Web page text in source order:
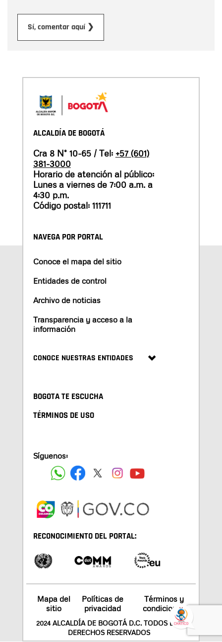
Sí, comentar aquí ❯
ALCALDÍA DE BOGOTÁ
Cra 8 N° 10-65 / Tel: +57 (601)
381-3000
Horario de atención al público:
Lunes a viernes de 7:00 a.m. a
4:30 p.m.
Código postal: 111711
NAVEGA POR PORTAL
Conoce el mapa del sitio
Entidades de control
Archivo de noticias
Transparencia y acceso a la
información
CONOCE NUESTRAS ENTIDADES
BOGOTA TE ESCUCHA
TÉRMINOS DE USO
Síguenos:
RECONOCIMIENTO DEL PORTAL:
Mapa del
sitio
Políticas de
privacidad
Términos y
condiciones
2024 ALCALDÍA DE BOGOTÁ D.C. TODOS LOS
DERECHOS RESERVADOS